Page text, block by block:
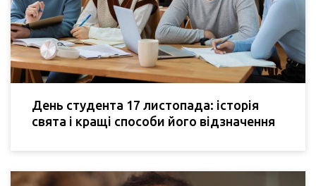
День студента 17 листопада: історія
свята і кращі способи його відзначення